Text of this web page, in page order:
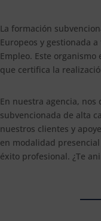
La formación
Europeos y gestionada
Empleo. Este
que certifica la
En nuestra agencia,
subvencionada de alta
nuestros clientes y
en modalidad
éxito profesional. ¿Te